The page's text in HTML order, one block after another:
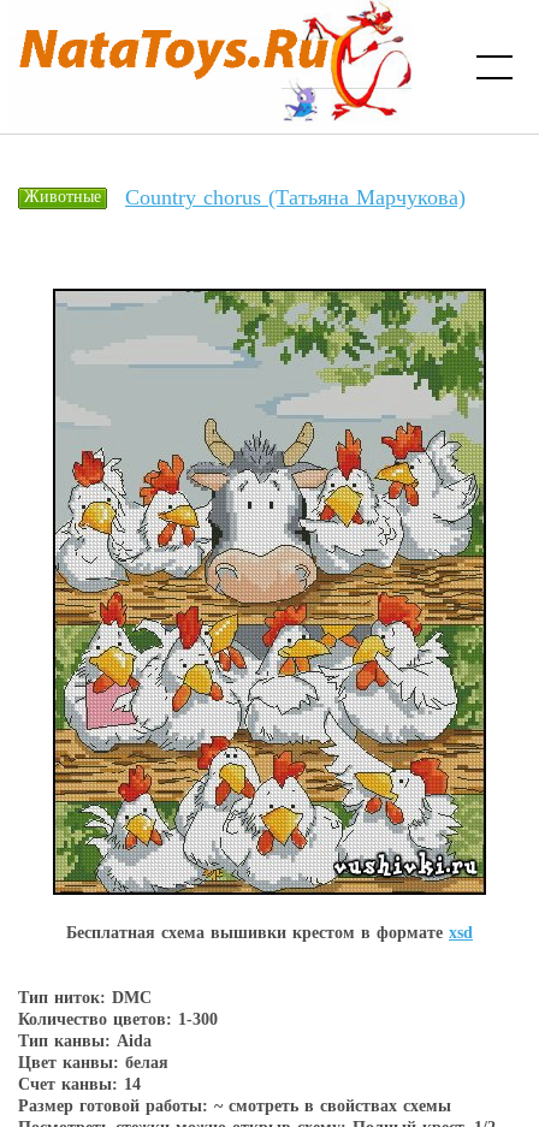
Животные Country chorus (Татьяна Марчукова)
Бесплатная схема вышивки крестом в форматe xsd
Тип ниток: DMC
Количество цветов: 1-300
Тип канвы: Aida
Цвет канвы: белая
Счет канвы: 14
Размер готовой работы: ~ смотреть в свойствах схемы